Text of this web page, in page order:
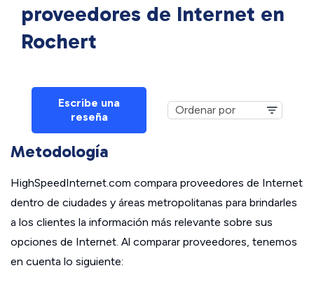
proveedores de Internet en
Rochert
Escribe una
reseña
Metodología
HighSpeedInternet.com compara proveedores de Internet
dentro de ciudades y áreas metropolitanas para brindarles
a los clientes la información más relevante sobre sus
opciones de Internet. Al comparar proveedores, tenemos
en cuenta lo siguiente: